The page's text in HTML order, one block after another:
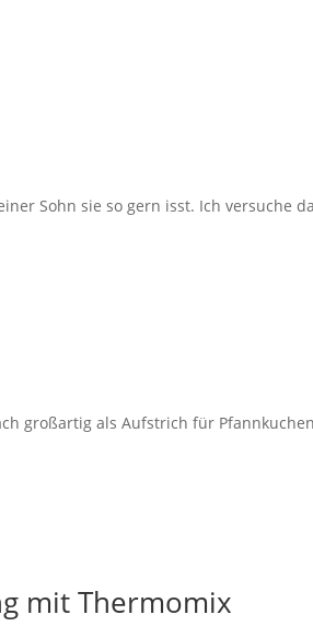
Sohn sie so gern isst. Ich versuche
großartig als Aufstrich für Pfannkuchen
mit Thermomix